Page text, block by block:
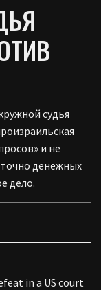
судья
и не
денежных
дело.
in a US court